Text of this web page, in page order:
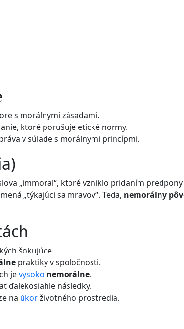
s morálnymi zásadami.
ktoré porušuje etické normy.
v súlade s morálnymi princípmi.
„immoral“, ktoré vzniklo pridaním predpony
„týkajúci sa mravov“. Teda, nemorálny
šokujúce.
praktiky v spoločnosti.
jevysoko nemorálne.
ďalekosiahle následky.
na úkorživotného prostredia.